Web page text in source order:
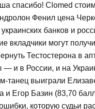
спасибо! Clomed
Фенил цена
банков и
вкладчики могут
Тестостерона в
— и в России, и на
танец выиграли
и Егор Базин (83,70
которую судьи